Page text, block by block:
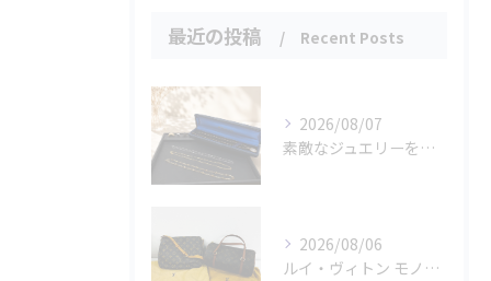
最近の投稿 Recent Posts
2026/08/07
素敵なジュエリーをたくさんお買取りさせていただきました✨
2026/08/06
ルイ・ヴィトン モノグラムバッグ2点をお買取させていただきました✨